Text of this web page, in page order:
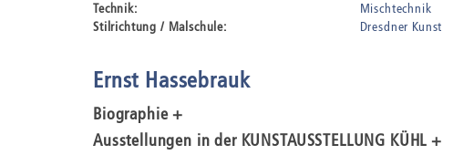
Technik:
Mischtechnik
Stilrichtung / Malschule:
Dresdner Kunst
Ernst Hassebrauk
Biographie +
Ausstellungen in der KUNSTAUSSTELLUNG KÜHL +